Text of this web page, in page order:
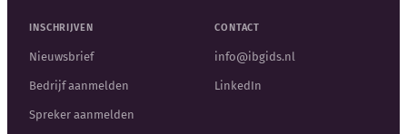
INSCHRIJVEN
Nieuwsbrief
Bedrijf aanmelden
Spreker aanmelden
CONTACT
info@ibgids.nl
LinkedIn